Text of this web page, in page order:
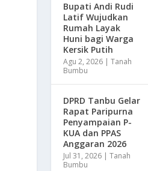
Bupati Andi Rudi
Latif Wujudkan
Rumah Layak
Huni bagi Warga
Kersik Putih
Agu 2, 2026| Tanah
Bumbu
DPRD Tanbu Gelar
Rapat Paripurna
Penyampaian P-
KUA dan PPAS
Anggaran 2026
Jul 31, 2026| Tanah
Bumbu